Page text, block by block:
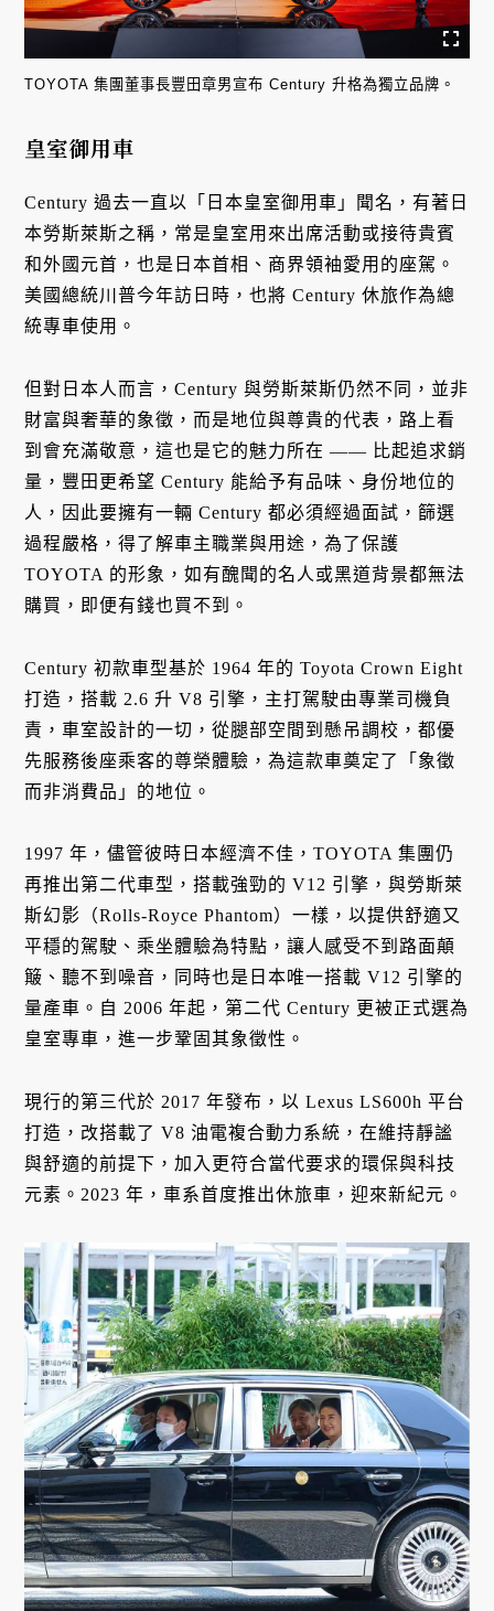
TOYOTA 集團董事長豐田章男宣布 Century 升格為獨立品牌。
皇室御用車
Century 過去一直以「日本皇室御用車」聞名，有著日
本勞斯萊斯之稱，常是皇室用來出席活動或接待貴賓
和外國元首，也是日本首相、商界領袖愛用的座駕。
美國總統川普今年訪日時，也將 Century 休旅作為總
統專車使用。
但對日本人而言，Century 與勞斯萊斯仍然不同，並非
財富與奢華的象徵，而是地位與尊貴的代表，路上看
到會充滿敬意，這也是它的魅力所在 —— 比起追求銷
量，豐田更希望 Century 能給予有品味、身份地位的
人，因此要擁有一輛 Century 都必須經過面試，篩選
過程嚴格，得了解車主職業與用途，為了保護
TOYOTA 的形象，如有醜聞的名人或黑道背景都無法
購買，即便有錢也買不到。
Century 初款車型基於 1964 年的 Toyota Crown Eight
打造，搭載 2.6 升 V8 引擎，主打駕駛由專業司機負
責，車室設計的一切，從腿部空間到懸吊調校，都優
先服務後座乘客的尊榮體驗，為這款車奠定了「象徵
而非消費品」的地位。
1997 年，儘管彼時日本經濟不佳，TOYOTA 集團仍
再推出第二代車型，搭載強勁的 V12 引擎，與勞斯萊
斯幻影（Rolls-Royce Phantom）一樣，以提供舒適又
平穩的駕駛、乘坐體驗為特點，讓人感受不到路面顛
簸、聽不到噪音，同時也是日本唯一搭載 V12 引擎的
量產車。自 2006 年起，第二代 Century 更被正式選為
皇室專車，進一步鞏固其象徵性。
現行的第三代於 2017 年發布，以 Lexus LS600h 平台
打造，改搭載了 V8 油電複合動力系統，在維持靜謐
與舒適的前提下，加入更符合當代要求的環保與科技
元素。2023 年，車系首度推出休旅車，迎來新紀元。